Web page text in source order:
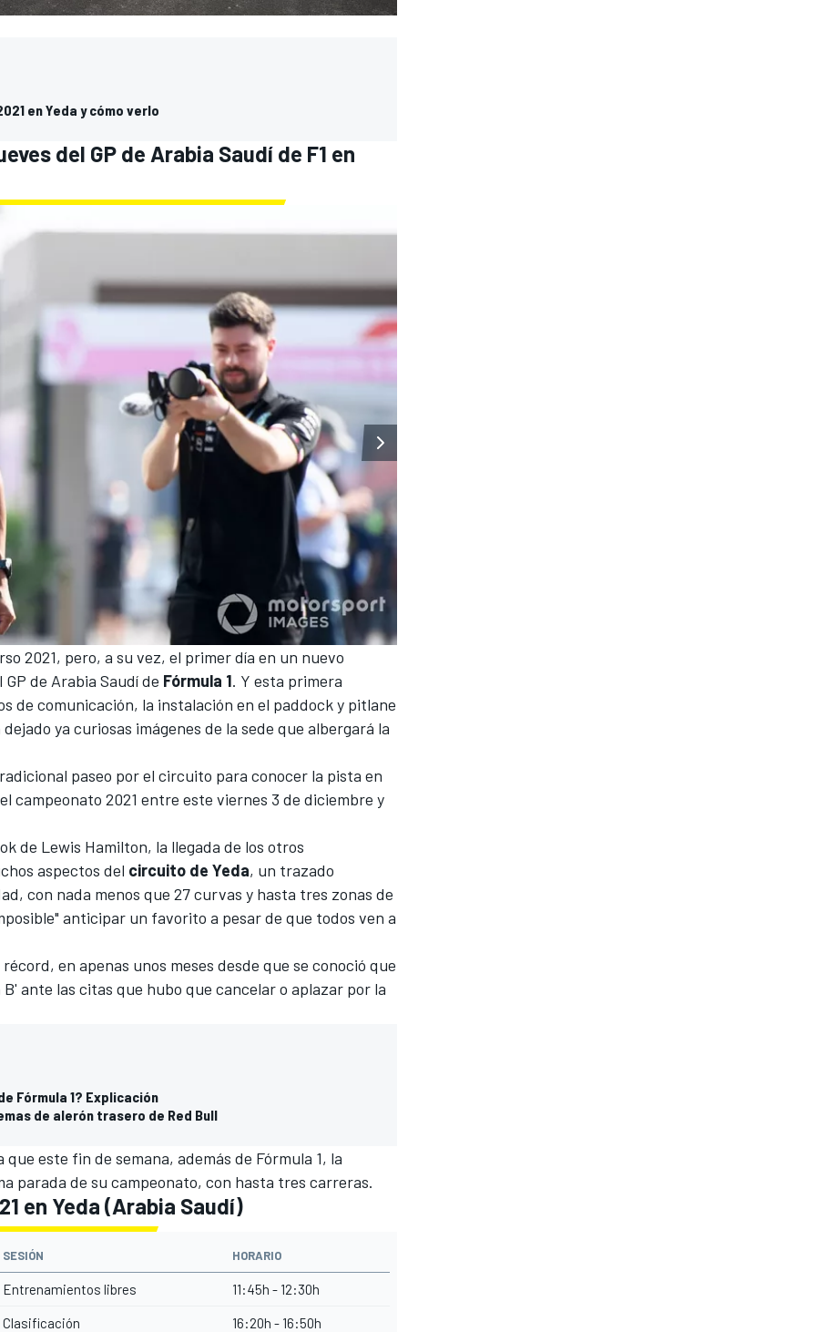
en Yeda y cómo verlo
del GP de Arabia Saudí de F1 en
2021, pero, a su vez, el primer día en un nuevo
GP de Arabia Saudíde Fórmula 1. Y esta primera
de comunicación, la instalación en el paddock y pitlane
ya curiosas imágenes de la sede que albergará la
paseo por el circuito para conocer la pista en
campeonato 2021 entre este viernes 3 de diciembre y
de Lewis Hamilton, la llegada de los otros
aspectos del circuito de Yeda, un trazado
con nada menos que 27 curvas y hasta tres zonas de
anticipar un favorito a pesar de que todos ven a
en apenas unos meses desde que se conoció que
ante las citas que hubo que cancelar o aplazar por la
Fórmula 1? Explicación
de alerón trasero de Red Bull
este fin de semana, además de Fórmula 1, la
parada de su campeonato, con hasta tres carreras.
en Yeda (Arabia Saudí)
SESIÓN HORARIO
Entrenamientos libres 11:45h - 12:30h
Clasificación 16:20h - 16:50h